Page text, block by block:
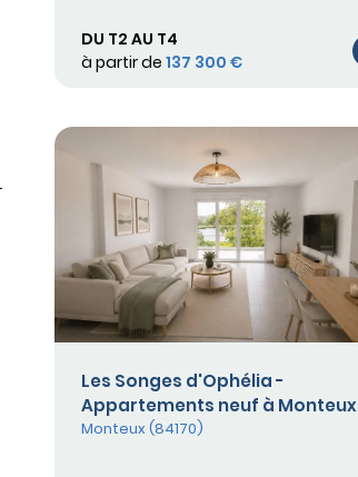
DU T2 AU T4
à partir de137 300 €
Les Songes d'Ophélia -
Appartements neuf à Monteux
Monteux (84170)